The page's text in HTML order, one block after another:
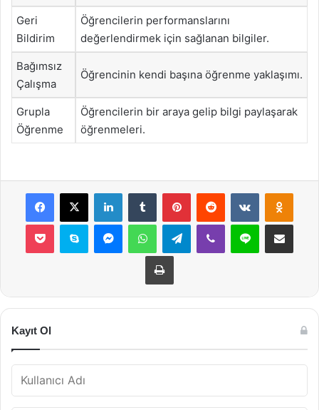
Geri
Bildirim
Öğrencilerin performanslarını
değerlendirmek için sağlanan bilgiler.
Bağımsız
Çalışma
Öğrencinin kendi başına öğrenme yaklaşımı.
Grupla
Öğrenme
Öğrencilerin bir araya gelip bilgi paylaşarak
öğrenmeleri.
Facebook
X LinkedInTumblr PinterestReddit VKontakte
Pocket Skype MessengerWhatsAppTelegramViber Line E-Posta ile
Yazdır
Kayıt Ol